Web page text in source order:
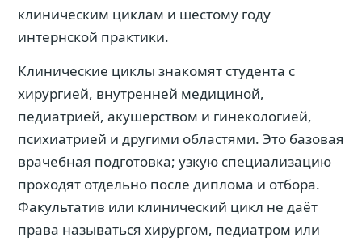
клиническим циклам и шестому году
интернской практики.
Клинические циклы знакомят студента с
хирургией, внутренней медициной,
педиатрией, акушерством и гинекологией,
психиатрией и другими областями. Это базовая
врачебная подготовка; узкую специализацию
проходят отдельно после диплома и отбора.
Факультатив или клинический цикл не даёт
права называться хирургом, педиатром или